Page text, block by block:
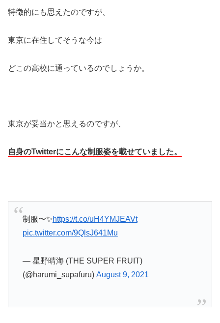
特徴的にも思えたのですが、
東京に在住してそうな今は
どこの高校に通っているのでしょうか。
東京が妥当かと思えるのですが、
自身のTwitterにこんな制服姿を載せていました。
制服〜✨https://t.co/uH4YMJEAVt
pic.twitter.com/9QlsJ641Mu
— 星野晴海 (THE SUPER FRUIT)
(@harumi_supafuru) August 9, 2021